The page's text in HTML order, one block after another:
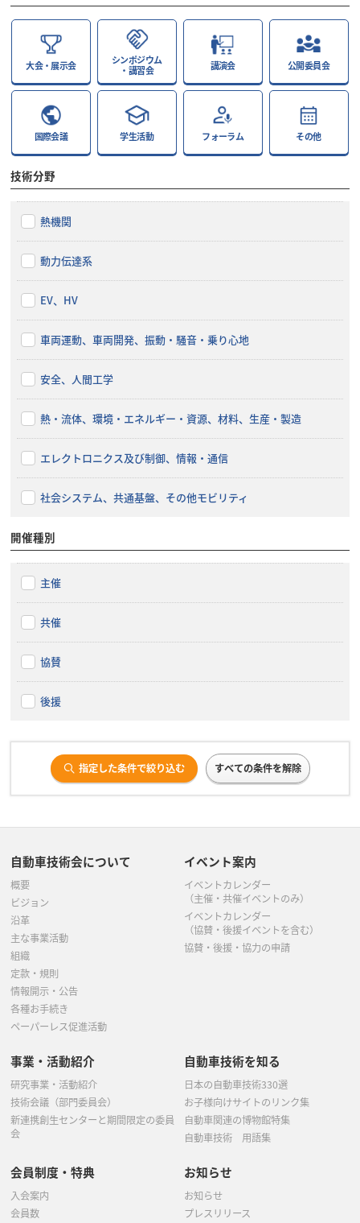
大会・展示会
シンポジウム
・講習会
講演会 公開委員会
国際会議 学生活動 フォーラム その他
技術分野
熱機関
動力伝達系
EV、HV
車両運動、車両開発、振動・騒音・乗り心地
安全、人間工学
熱・流体、環境・エネルギー・資源、材料、生産・製造
エレクトロニクス及び制御、情報・通信
社会システム、共通基盤、その他モビリティ
開催種別
主催
共催
協賛
後援
指定した条件で絞り込む すべての条件を解除
自動車技術会について
概要
ビジョン
沿革
主な事業活動
組織
定款・規則
情報開示・公告
各種お手続き
ペーパーレス促進活動
イベント案内
イベントカレンダー
（主催・共催イベントのみ）
イベントカレンダー
（協賛・後援イベントを含む）
協賛・後援・協力の申請
事業・活動紹介
研究事業・活動紹介
技術会議（部門委員会）
新連携創生センターと期間限定の委員
会
自動車技術を知る
日本の自動車技術330選
お子様向けサイトのリンク集
自動車関連の博物館特集
自動車技術 用語集
会員制度・特典
入会案内
会員数
お知らせ
お知らせ
プレスリリース